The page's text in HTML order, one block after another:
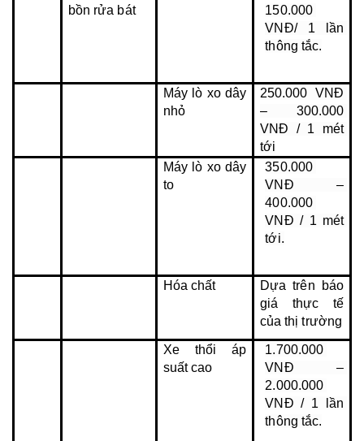
bồn rửa bát
150.000
VNĐ/ 1 lần
thông tắc.
Máy lò xo dây
nhỏ
250.000 VNĐ
– 300.000
VNĐ / 1 mét
tới
Máy lò xo dây
to
350.000
VNĐ –
400.000
VNĐ / 1 mét
tới.
Hóa chất
Dựa trên báo
giá thực tế
của thị trường
Xe thổi áp
suất cao
1.700.000
VNĐ –
2.000.000
VNĐ / 1 lần
thông tắc.